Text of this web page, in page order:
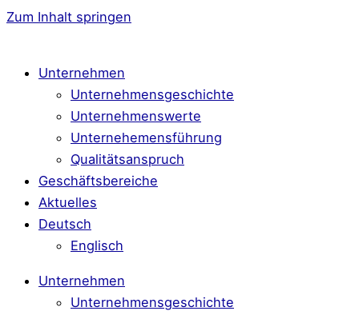
Zum Inhalt springen
Unternehmen
Unternehmensgeschichte
Unternehmenswerte
Unternehemensführung
Qualitätsanspruch
Geschäftsbereiche
Aktuelles
Deutsch
Englisch
Unternehmen
Unternehmensgeschichte